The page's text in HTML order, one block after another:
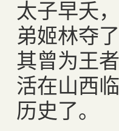
太子早夭
弟姬林夺
其曾为王
活在山西
历史了。